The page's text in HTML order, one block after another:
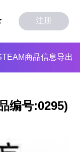
注册
商品信息导出
编号:0295)